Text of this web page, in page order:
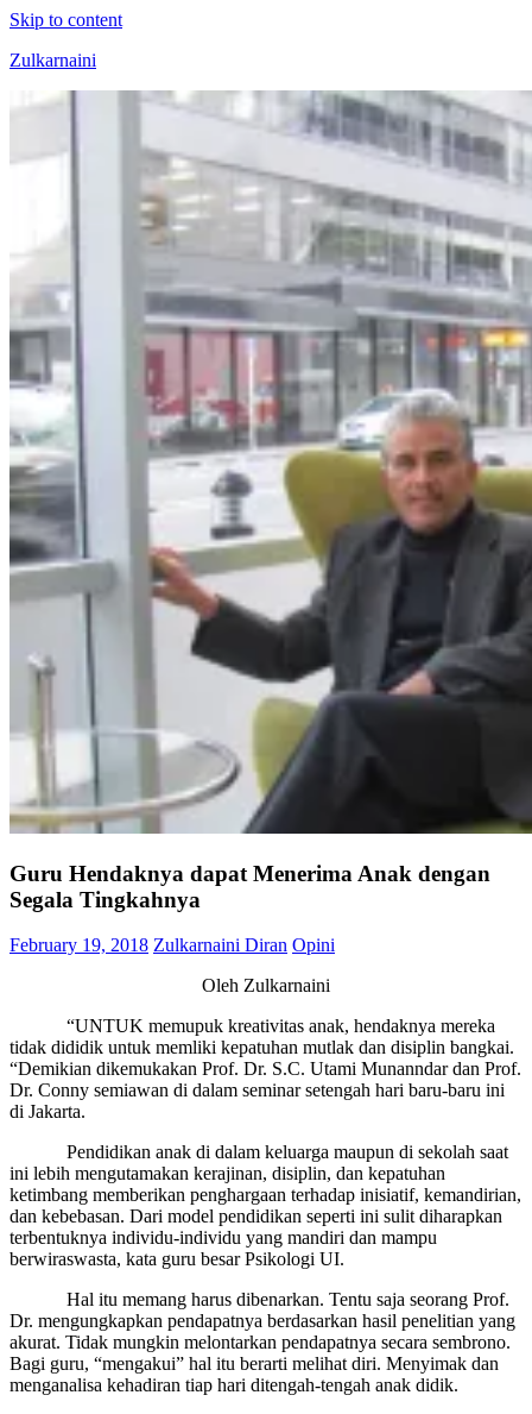
Skip to content
Zulkarnaini
Guru Hendaknya dapat Menerima Anak dengan
Segala Tingkahnya
February 19, 2018 Zulkarnaini Diran Opini
Oleh Zulkarnaini
“UNTUK memupuk kreativitas anak, hendaknya mereka
tidak dididik untuk memliki kepatuhan mutlak dan disiplin bangkai.
“Demikian dikemukakan Prof. Dr. S.C. Utami Munanndar dan Prof.
Dr. Conny semiawan di dalam seminar setengah hari baru-baru ini
di Jakarta.
Pendidikan anak di dalam keluarga maupun di sekolah saat
ini lebih mengutamakan kerajinan, disiplin, dan kepatuhan
ketimbang memberikan penghargaan terhadap inisiatif, kemandirian,
dan kebebasan. Dari model pendidikan seperti ini sulit diharapkan
terbentuknya individu-individu yang mandiri dan mampu
berwiraswasta, kata guru besar Psikologi UI.
Hal itu memang harus dibenarkan. Tentu saja seorang Prof.
Dr. mengungkapkan pendapatnya berdasarkan hasil penelitian yang
akurat. Tidak mungkin melontarkan pendapatnya secara sembrono.
Bagi guru, “mengakui” hal itu berarti melihat diri. Menyimak dan
menganalisa kehadiran tiap hari ditengah-tengah anak didik.